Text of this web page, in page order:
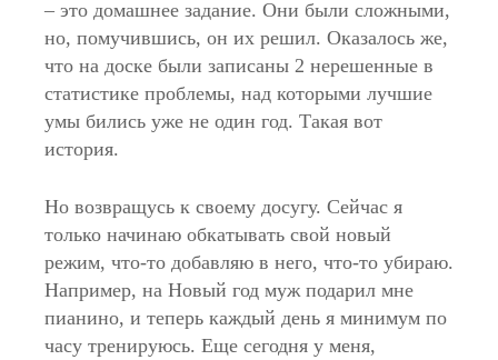
– это домашнее задание. Они были сложными,
но, помучившись, он их решил. Оказалось же,
что на доске были записаны 2 нерешенные в
статистике проблемы, над которыми лучшие
умы бились уже не один год. Такая вот
история.
Но возвращусь к своему досугу. Сейчас я
только начинаю обкатывать свой новый
режим, что-то добавляю в него, что-то убираю.
Например, на Новый год муж подарил мне
пианино, и теперь каждый день я минимум по
часу тренируюсь. Еще сегодня у меня,